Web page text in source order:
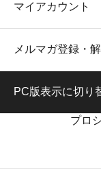
マイアカウント
メルマガ登録・
PC版表示に切り
プロシ